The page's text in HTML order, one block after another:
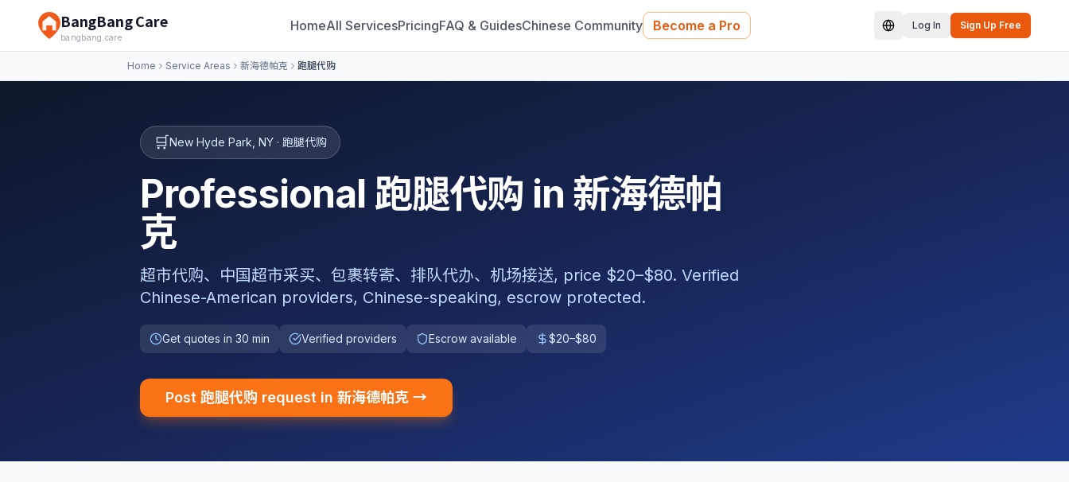
BangBang Care
bangbang.care
HomeAll ServicesPricingFAQ & GuidesChinese Community Become a Pro Log In Sign Up Free
Home Service Areas 新海德帕克 跑腿代购
🛒New Hyde Park NY · 跑腿代购
Professional 跑腿代购 in 新海德帕
克
超市代购、中国超市采买、包裹转寄、排队代办、机场接送, price $20–$80. Verified
Chinese-American providers, Chinese-speaking, escrow protected.
Get quotes in 30 min Verified providers Escrow available $20–$80
Post 跑腿代购 request in 新海德帕克 →